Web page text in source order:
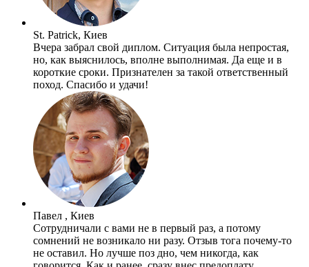
St. Patrick, Киев
Вчера забрал свой диплом. Ситуация была непростая,
но, как выяснилось, вполне выполнимая. Да еще и в
короткие сроки. Признателен за такой ответственный
поход. Спасибо и удачи!
Павел , Киев
Сотрудничали с вами не в первый раз, а потому
сомнений не возникало ни разу. Отзыв тога почему-то
не оставил. Но лучше поз дно, чем никогда, как